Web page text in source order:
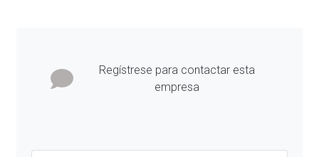
Regístrese para contactar esta
empresa